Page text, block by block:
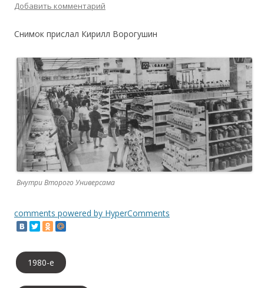
Добавить комментарий
Снимок прислал Кирилл Ворогушин
Внутри Второго Универсама
comments powered by HyperComments
1980-е